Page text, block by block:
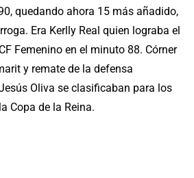
quedando ahora 15 más añadido,
Era Kerlly Real quien lograba el
Femenino en el minuto 88. Córner
y remate de la defensa
Oliva se clasificaban para los
Copa de la Reina.